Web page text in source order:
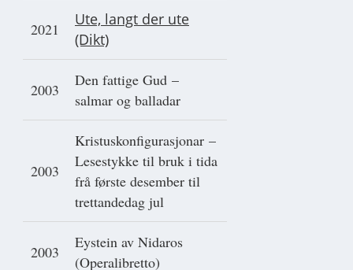
2021
Ute, langt der ute
(Dikt)
2003
Den fattige Gud –
salmar og balladar
2003
Kristuskonfigurasjonar –
Lesestykke til bruk i tida
frå første desember til
trettandedag jul
2003
Eystein av Nidaros
(Operalibretto)